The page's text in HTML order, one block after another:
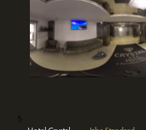
5